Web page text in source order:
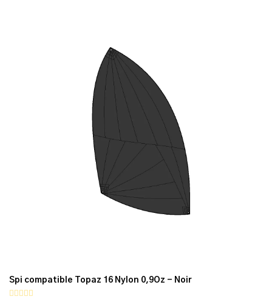
Spi compatible Topaz 16 Nylon 0,9Oz - Noir